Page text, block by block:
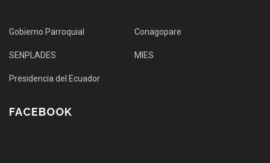
Gobierno Parroquial Conagopare
SENPLADES MIES
Presidencia del Ecuador
FACEBOOK